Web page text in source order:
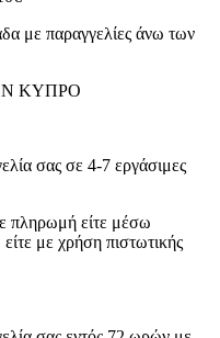
με παραγγελίες άνω των
ΚΥΠΡΟ
σας σε 4-7 εργάσιμες
πληρωμή είτε μέσω
με χρήση πιστωτικής